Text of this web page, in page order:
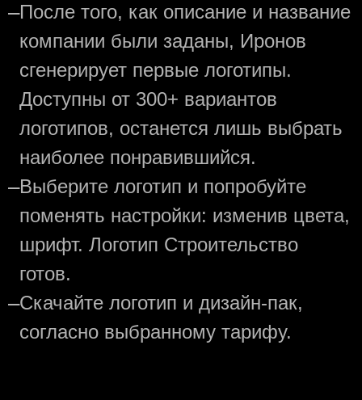
—После того, как описание и название
компании были заданы, Иронов
сгенерирует первые логотипы.
Доступны от 300+ вариантов
логотипов, останется лишь выбрать
наиболее понравившийся.
—Выберите логотип и попробуйте
поменять настройки: изменив цвета,
шрифт. Логотип Строительство
готов.
—Скачайте логотип и дизайн-пак,
согласно выбранному тарифу.